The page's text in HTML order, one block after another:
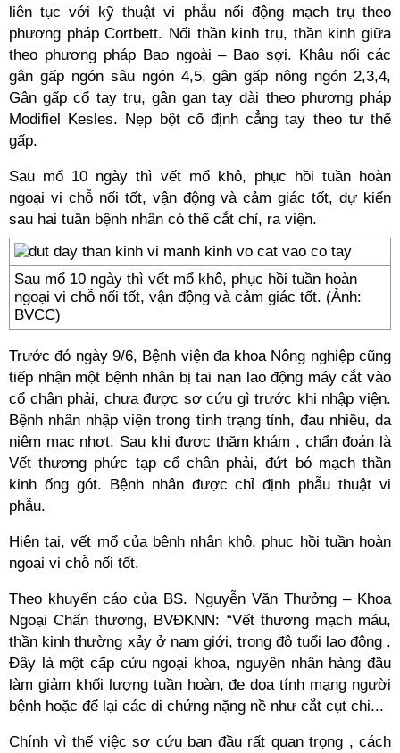
liên tục với kỹ thuật vi phẫu nối động mạch trụ theo
phương pháp Cortbett. Nối thần kinh trụ, thần kinh giữa
theo phương pháp Bao ngoài – Bao sợi. Khâu nối các
gân gấp ngón sâu ngón 4,5, gân gấp nông ngón 2,3,4,
Gân gấp cổ tay trụ, gân gan tay dài theo phương pháp
Modifiel Kesles. Nẹp bột cố định cẳng tay theo tư thế
gấp.
Sau mổ 10 ngày thì vết mổ khô, phục hồi tuần hoàn
ngoại vi chỗ nối tốt, vận động và cảm giác tốt, dự kiến
sau hai tuần bệnh nhân có thể cắt chỉ, ra viện.
Sau mổ 10 ngày thì vết mổ khô, phục hồi tuần hoàn
ngoại vi chỗ nối tốt, vận động và cảm giác tốt. (Ảnh:
BVCC)
Trước đó ngày 9/6, Bệnh viện đa khoa Nông nghiệp cũng
tiếp nhận một bệnh nhân bị tai nạn lao động máy cắt vào
cổ chân phải, chưa được sơ cứu gì trước khi nhập viện.
Bệnh nhân nhập viện trong tình trạng tỉnh, đau nhiều, da
niêm mạc nhợt. Sau khi được thăm khám , chẩn đoán là
Vết thương phức tạp cổ chân phải, đứt bó mạch thần
kinh ống gót. Bệnh nhân được chỉ định phẫu thuật vi
phẫu.
Hiện tại, vết mổ của bệnh nhân khô, phục hồi tuần hoàn
ngoại vi chỗ nối tốt.
Theo khuyến cáo của BS. Nguyễn Văn Thưởng – Khoa
Ngoại Chấn thương, BVĐKNN: “Vết thương mạch máu,
thần kinh thường xảy ở nam giới, trong độ tuổi lao động .
Đây là một cấp cứu ngoại khoa, nguyên nhân hàng đầu
làm giảm khối lượng tuần hoàn, đe dọa tính mạng người
bệnh hoặc để lại các di chứng nặng nề như cắt cụt chi...
Chính vì thế việc sơ cứu ban đầu rất quan trọng , cách